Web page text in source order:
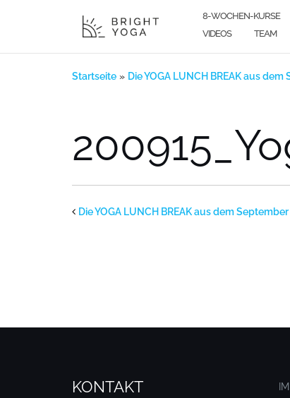
8-WOCHEN-KURSE
VIDEOS
TEAM
Startseite » Die YOGA LUNCH BREAK aus
Die YOGA LUNCH BREAK aus dem
KONTAKT